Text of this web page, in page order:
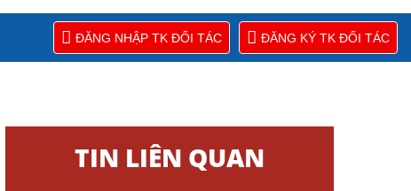
ĐĂNG NHẬP TK ĐỐI TÁC ĐĂNG KÝ TK ĐỐI TÁC
TIN LIÊN QUAN